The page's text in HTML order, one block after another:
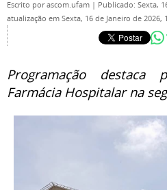
Escrito porascom.ufam | Publicado: Sexta,
atualização em Sexta, 16 de Janeiro de 2026,
Programação destaca
Farmácia Hospitalar na